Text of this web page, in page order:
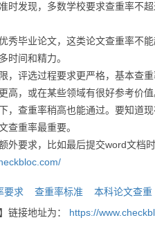
发现，多数学校要求查重率不超
毕业论文，这类论文查重率不能
时间和精力。
评选过程要求更严格，基本查重
高，或在某些领域有很好参考价
查重率稍高也能通过。要知道现
查重率最重要。
要求，比如最后提交word文档
要求 查重率标准
本科论文查重
链接地址为： https://